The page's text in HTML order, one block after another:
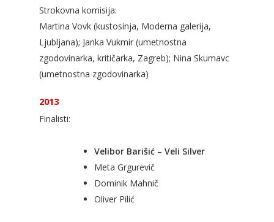
Strokovna komisija:
Martina Vovk (kustosinja, Moderna galerija,
Ljubljana); Janka Vukmir (umetnostna
zgodovinarka, kritičarka, Zagreb); Nina Skumavc
(umetnostna zgodovinarka)
2013
Finalisti:
Velibor Barišić – Veli Silver
Meta Grgurevič
Dominik Mahnič
Oliver Pilić